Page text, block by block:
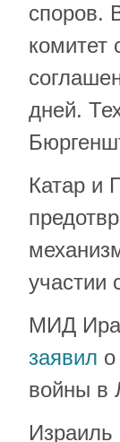
споров.
комитет
дней.
Катар и
участии
МИД
заявил
войны в
Израиль